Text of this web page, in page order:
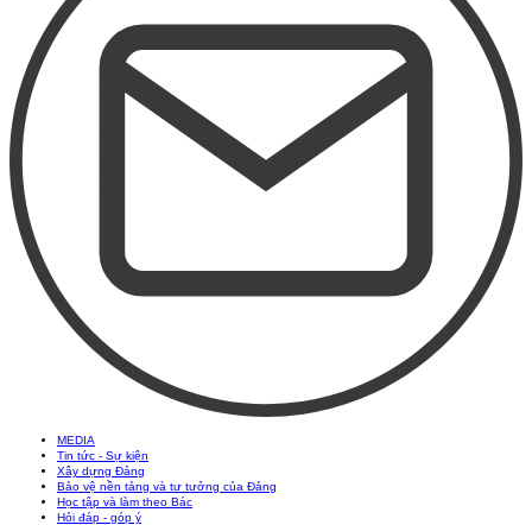
MEDIA
Tin tức - Sự kiện
Xây dựng Đảng
Bảo vệ nền tảng và tư tưởng của Đảng
Học tập và làm theo Bác
Hỏi đáp - góp ý